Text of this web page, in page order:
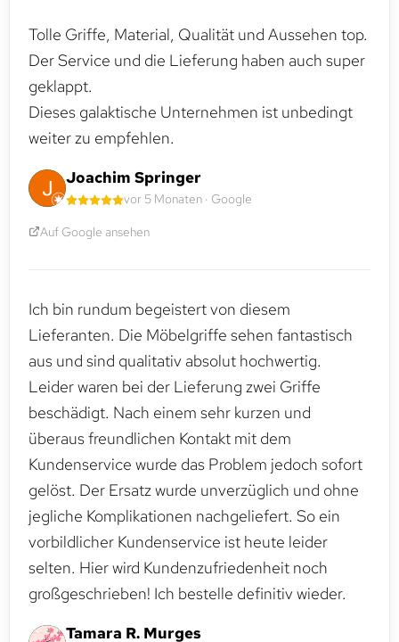
Tolle Griffe, Material, Qualität und Aussehen top.
Der Service und die Lieferung haben auch super
geklappt.
Dieses galaktische Unternehmen ist unbedingt
weiter zu empfehlen.
Joachim Springer
vor 5 Monaten · Google
Auf Google ansehen
Ich bin rundum begeistert von diesem
Lieferanten. Die Möbelgriffe sehen fantastisch
aus und sind qualitativ absolut hochwertig.
Leider waren bei der Lieferung zwei Griffe
beschädigt. Nach einem sehr kurzen und
überaus freundlichen Kontakt mit dem
Kundenservice wurde das Problem jedoch sofort
gelöst. Der Ersatz wurde unverzüglich und ohne
jegliche Komplikationen nachgeliefert. So ein
vorbildlicher Kundenservice ist heute leider
selten. Hier wird Kundenzufriedenheit noch
großgeschrieben! Ich bestelle definitiv wieder.
Tamara R. Murges